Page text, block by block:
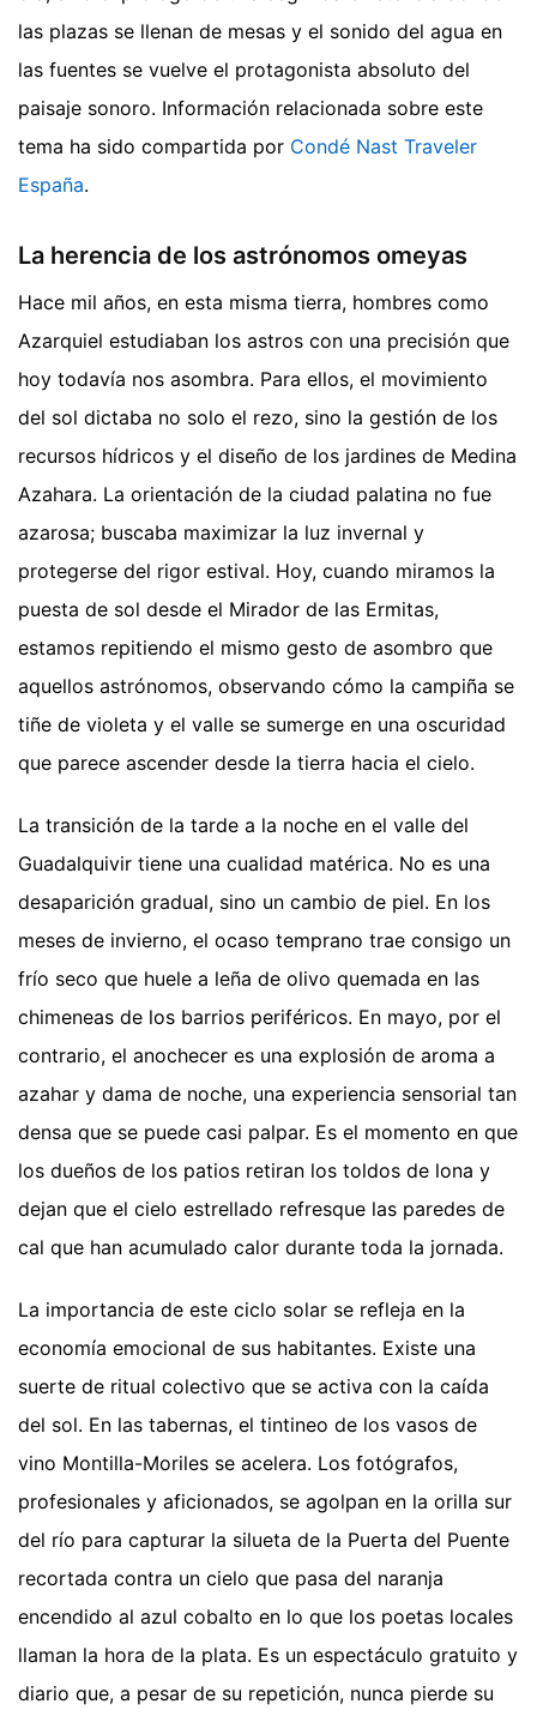
las plazas se llenan de mesas y el sonido del agua en
las fuentes se vuelve el protagonista absoluto del
paisaje sonoro. Información relacionada sobre este
tema ha sido compartida por Condé Nast Traveler
España.
La herencia de los astrónomos omeyas
Hace mil años, en esta misma tierra, hombres como
Azarquiel estudiaban los astros con una precisión que
hoy todavía nos asombra. Para ellos, el movimiento
del sol dictaba no solo el rezo, sino la gestión de los
recursos hídricos y el diseño de los jardines de Medina
Azahara. La orientación de la ciudad palatina no fue
azarosa; buscaba maximizar la luz invernal y
protegerse del rigor estival. Hoy, cuando miramos la
puesta de sol desde el Mirador de las Ermitas,
estamos repitiendo el mismo gesto de asombro que
aquellos astrónomos, observando cómo la campiña se
tiñe de violeta y el valle se sumerge en una oscuridad
que parece ascender desde la tierra hacia el cielo.
La transición de la tarde a la noche en el valle del
Guadalquivir tiene una cualidad matérica. No es una
desaparición gradual, sino un cambio de piel. En los
meses de invierno, el ocaso temprano trae consigo un
frío seco que huele a leña de olivo quemada en las
chimeneas de los barrios periféricos. En mayo, por el
contrario, el anochecer es una explosión de aroma a
azahar y dama de noche, una experiencia sensorial tan
densa que se puede casi palpar. Es el momento en que
los dueños de los patios retiran los toldos de lona y
dejan que el cielo estrellado refresque las paredes de
cal que han acumulado calor durante toda la jornada.
La importancia de este ciclo solar se refleja en la
economía emocional de sus habitantes. Existe una
suerte de ritual colectivo que se activa con la caída
del sol. En las tabernas, el tintineo de los vasos de
vino Montilla-Moriles se acelera. Los fotógrafos,
profesionales y aficionados, se agolpan en la orilla sur
del río para capturar la silueta de la Puerta del Puente
recortada contra un cielo que pasa del naranja
encendido al azul cobalto en lo que los poetas locales
llaman la hora de la plata. Es un espectáculo gratuito y
diario que, a pesar de su repetición, nunca pierde su